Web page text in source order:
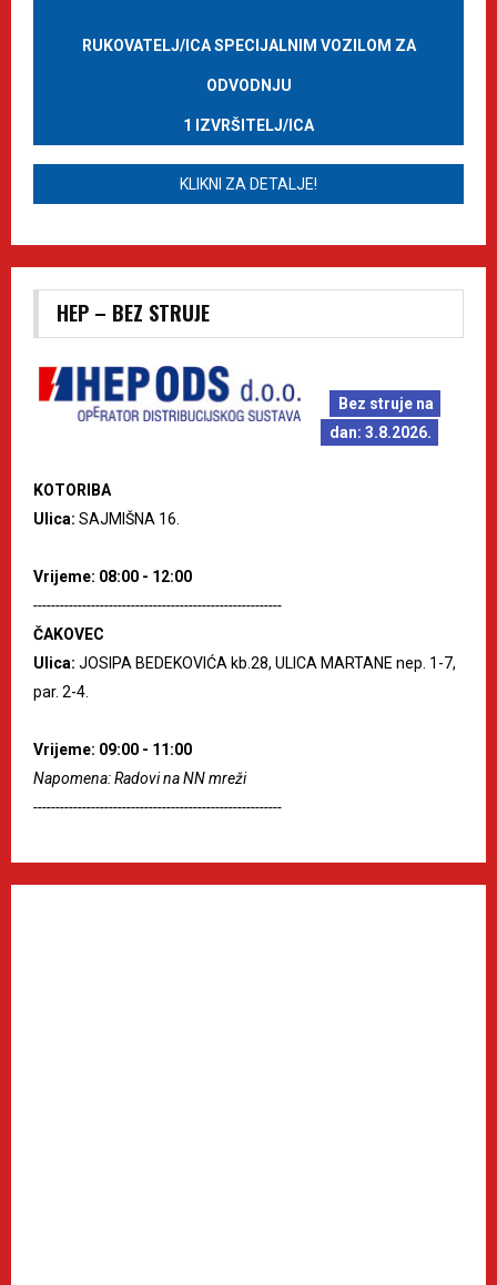
RUKOVATELJ/ICA SPECIJALNIM VOZILOM ZA
ODVODNJU
1 IZVRŠITELJ/ICA
KLIKNI ZA DETALJE!
HEP – BEZ STRUJE
Bez struje na
dan: 3.8.2026.
KOTORIBA
Ulica: SAJMIŠNA 16.
Vrijeme: 08:00 - 12:00
--------------------------------------------------------
ČAKOVEC
Ulica: JOSIPA BEDEKOVIĆA kb.28, ULICA MARTANE nep. 1-7,
par. 2-4.
Vrijeme: 09:00 - 11:00
Napomena: Radovi na NN mreži
--------------------------------------------------------